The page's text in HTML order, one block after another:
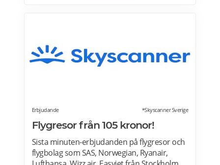
Erbjudande *Skyscanner Sverige
Flygresor från 105 kronor!
Sista minuten-erbjudanden på flygresor och
flygbolag som SAS, Norwegian, Ryanair,